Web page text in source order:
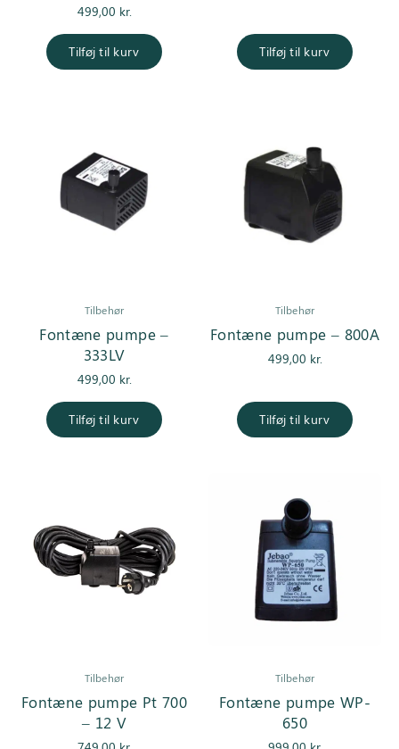
499,00 kr.
Tilføj til kurv Tilføj til kurv
Tilbehør
Fontæne pumpe –
333LV
499,00 kr.
Tilføj til kurv
Tilbehør
Fontæne pumpe – 800A
499,00 kr.
Tilføj til kurv
Tilbehør
Fontæne pumpe Pt 700
– 12 V
Tilbehør
Fontæne pumpe WP-
650